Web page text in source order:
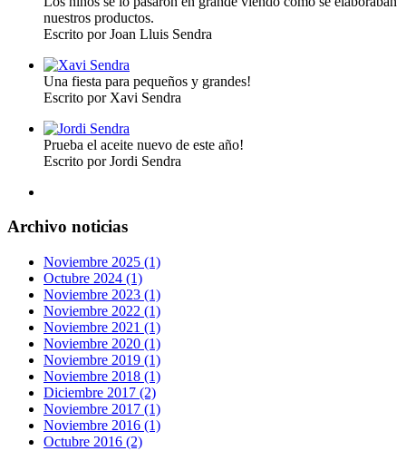
nuestros productos.
Escrito por Joan Lluis Sendra
Una fiesta para pequeños y grandes!
Escrito por Xavi Sendra
Prueba el aceite nuevo de este año!
Escrito por Jordi Sendra
Archivo noticias
Noviembre 2025 (1)
Octubre 2024 (1)
Noviembre 2023 (1)
Noviembre 2022 (1)
Noviembre 2021 (1)
Noviembre 2020 (1)
Noviembre 2019 (1)
Noviembre 2018 (1)
Diciembre 2017 (2)
Noviembre 2017 (1)
Noviembre 2016 (1)
Octubre 2016 (2)